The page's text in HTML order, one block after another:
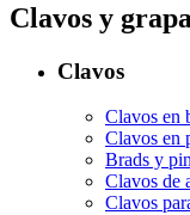
Clavos y
Clavos
Clavos en
Clavos en
Brads y
Clavos de
Clavos